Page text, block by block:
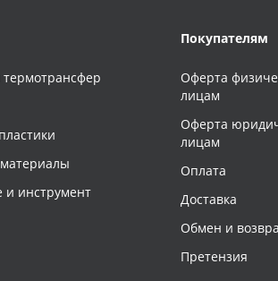
и инструмент
Покупателям
Оферта
лицам
Оферта
лицам
Оплата
Доставка
Обмен и
Претензия